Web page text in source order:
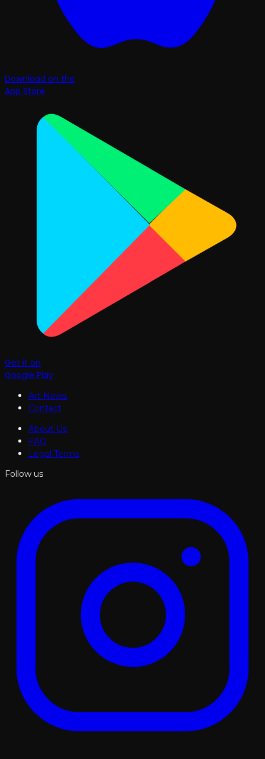
Download on the
App Store
Get it on
Google Play
Art News
Contact
About Us
FAQ
Legal Terms
Follow us